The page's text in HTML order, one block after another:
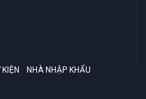
KIỆN
NHÀ NHẬP KHẨU